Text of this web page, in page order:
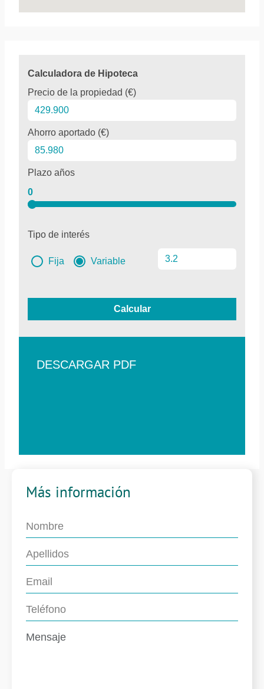
Calculadora de Hipoteca
Precio de la propiedad (€)
Ahorro aportado (€)
Plazo años
0
Tipo de interés
Fija Variable
Calcular
DESCARGAR PDF
Más información